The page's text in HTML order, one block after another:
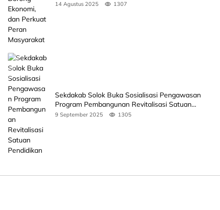
14 Agustus 2025 1307
Sekdakab Solok Buka Sosialisasi Pengawasan
Program Pembangunan Revitalisasi Satuan
Pendidikan
9 September 2025 1305